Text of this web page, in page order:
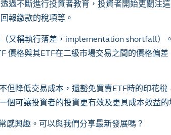
過不斷進行投資者教育，投資者開始更關注
報繳款的稅項等。
又稱執行落差， implementation shortfall）
價格與其ETF在二級市場交易之間的價格偏
但降低交易成本，還豁免買賣ETF時的印花稅
個可讓投資者的投資更有效及更具成本效益的
感興趣。可以與我們分享最新發展嗎？